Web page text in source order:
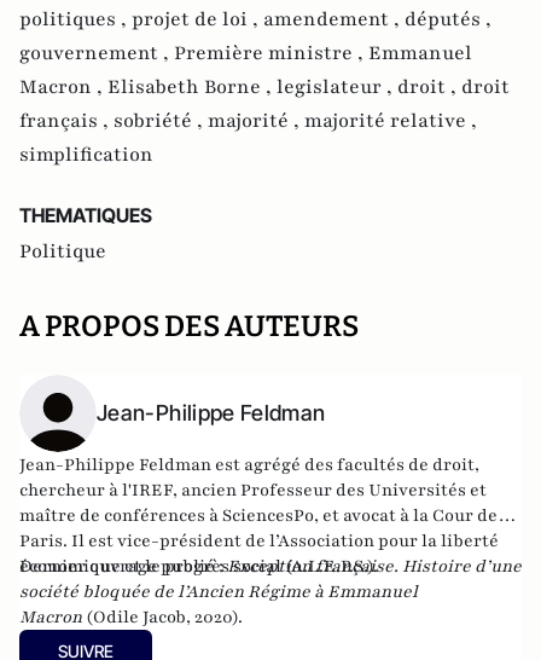
politiques , projet de loi , amendement , députés ,
gouvernement , Première ministre , Emmanuel
Macron , Elisabeth Borne , legislateur , droit , droit
français , sobriété , majorité , majorité relative ,
simplification
THEMATIQUES
Politique
A PROPOS DES AUTEURS
Jean-Philippe Feldman
Jean-Philippe Feldman est agrégé des facultés de droit,
chercheur à l'IREF, ancien Professeur des Universités et
maître de conférences à SciencesPo, et avocat à la Cour de
Paris. Il est vice-président de l’Association pour la liberté
économique et le progrès social (A.L.E.P.S.).
Dernier ouvrage publié :Exception française. Histoire d’une
société bloquée de l’Ancien Régime à Emmanuel
Macron (Odile Jacob, 2020).
SUIVRE